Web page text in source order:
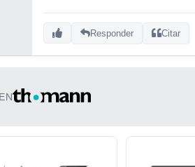
Responder Citar